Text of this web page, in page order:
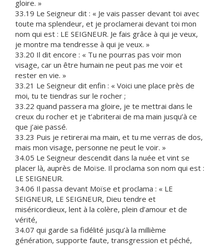
gloire. »
33.19 Le Seigneur dit : « Je vais passer devant toi avec
toute ma splendeur, et je proclamerai devant toi mon
nom qui est : LE SEIGNEUR. Je fais grâce à qui je veux,
je montre ma tendresse à qui je veux. »
33.20 Il dit encore : « Tu ne pourras pas voir mon
visage, car un être humain ne peut pas me voir et
rester en vie. »
33.21 Le Seigneur dit enfin : « Voici une place près de
moi, tu te tiendras sur le rocher ;
33.22 quand passera ma gloire, je te mettrai dans le
creux du rocher et je t’abriterai de ma main jusqu’à ce
que j’aie passé.
33.23 Puis je retirerai ma main, et tu me verras de dos,
mais mon visage, personne ne peut le voir. »
34.05 Le Seigneur descendit dans la nuée et vint se
placer là, auprès de Moïse. Il proclama son nom qui est :
LE SEIGNEUR.
34.06 Il passa devant Moïse et proclama : « LE
SEIGNEUR, LE SEIGNEUR, Dieu tendre et
miséricordieux, lent à la colère, plein d’amour et de
vérité,
34.07 qui garde sa fidélité jusqu’à la millième
génération, supporte faute, transgression et péché,